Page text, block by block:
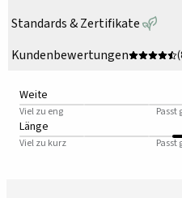
Standards & Zertifikate
Kundenbewertungen
Weite
Viel zu eng Passt
Länge
Viel zu kurz Passt